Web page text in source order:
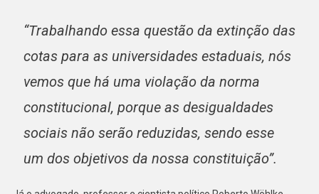
“Trabalhando essa questão da extinção das
cotas para as universidades estaduais, nós
vemos que há uma violação da norma
constitucional, porque as desigualdades
sociais não serão reduzidas, sendo esse
um dos objetivos da nossa constituição”.